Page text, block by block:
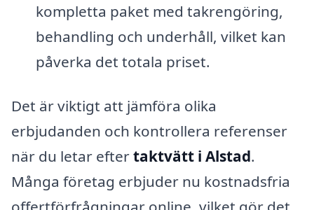
kompletta paket med takrengöring,
behandling och underhåll, vilket kan
påverka det totala priset.
Det är viktigt att jämföra olika
erbjudanden och kontrollera referenser
när du letar eftertaktvätt i Alstad.
Många företag erbjuder nu kostnadsfria